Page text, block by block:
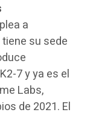
a
su sede
7 y ya es el
Labs,
de 2021. El